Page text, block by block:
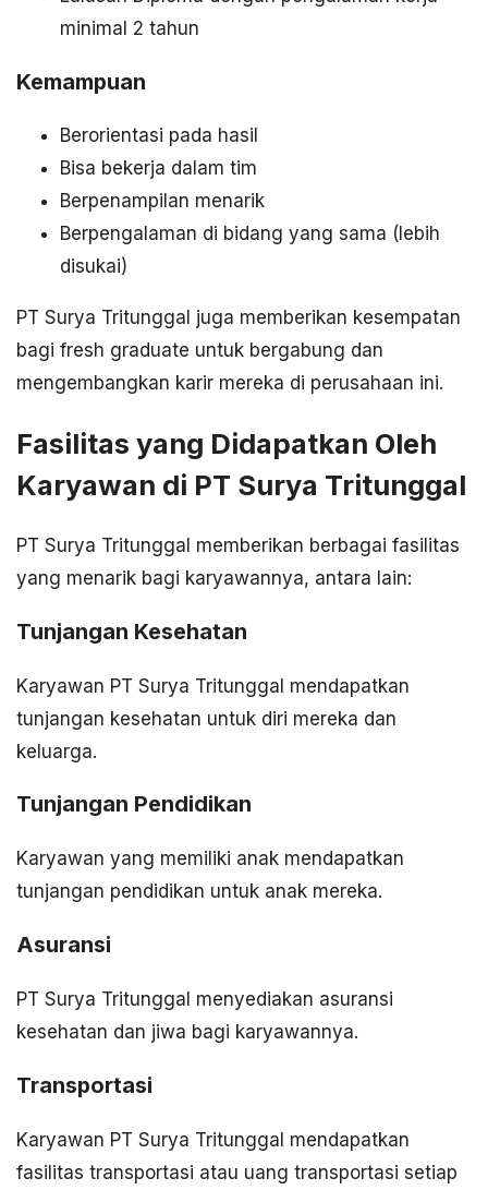
minimal 2 tahun
Kemampuan
Berorientasi pada hasil
Bisa bekerja dalam tim
Berpenampilan menarik
Berpengalaman di bidang yang sama (lebih
disukai)
PT Surya Tritunggal juga memberikan kesempatan
bagi fresh graduate untuk bergabung dan
mengembangkan karir mereka di perusahaan ini.
Fasilitas yang Didapatkan Oleh
Karyawan di PT Surya Tritunggal
PT Surya Tritunggal memberikan berbagai fasilitas
yang menarik bagi karyawannya, antara lain:
Tunjangan Kesehatan
Karyawan PT Surya Tritunggal mendapatkan
tunjangan kesehatan untuk diri mereka dan
keluarga.
Tunjangan Pendidikan
Karyawan yang memiliki anak mendapatkan
tunjangan pendidikan untuk anak mereka.
Asuransi
PT Surya Tritunggal menyediakan asuransi
kesehatan dan jiwa bagi karyawannya.
Transportasi
Karyawan PT Surya Tritunggal mendapatkan
fasilitas transportasi atau uang transportasi setiap